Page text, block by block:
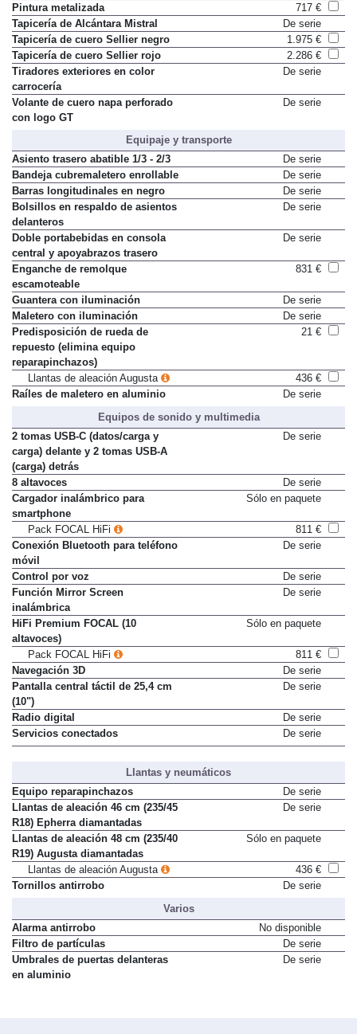
Pintura metalizada
717 €
Tapicería de Alcántara Mistral
De serie
Tapicería de cuero Sellier negro
1.975 €
Tapicería de cuero Sellier rojo
2.286 €
Tiradores exteriores en color
carrocería
De serie
Volante de cuero napa perforado
con logo GT
De serie
Equipaje y transporte
Asiento trasero abatible 1/3 - 2/3
De serie
Bandeja cubremaletero enrollable
De serie
Barras longitudinales en negro
De serie
Bolsillos en respaldo de asientos
delanteros
De serie
Doble portabebidas en consola
central y apoyabrazos trasero
De serie
Enganche de remolque
escamoteable
831 €
Guantera con iluminación
De serie
Maletero con iluminación
De serie
Predisposición de rueda de
repuesto (elimina equipo
reparapinchazos)
21 €
Llantas de aleación Augusta
436 €
Raíles de maletero en aluminio
De serie
Equipos de sonido y multimedia
2 tomas USB-C (datos/carga y
carga) delante y 2 tomas USB-A
(carga) detrás
De serie
8 altavoces
De serie
Cargador inalámbrico para
smartphone
Sólo en paquete
Pack FOCAL HiFi
811 €
Conexión Bluetooth para teléfono
móvil
De serie
Control por voz
De serie
Función Mirror Screen
inalámbrica
De serie
HiFi Premium FOCAL (10
altavoces)
Sólo en paquete
Pack FOCAL HiFi
811 €
Navegación 3D
De serie
Pantalla central táctil de 25,4 cm
(10")
De serie
Radio digital
De serie
Servicios conectados
De serie
Llantas y neumáticos
Equipo reparapinchazos
De serie
Llantas de aleación 46 cm (235/45
R18) Epherra diamantadas
De serie
Llantas de aleación 48 cm (235/40
R19) Augusta diamantadas
Sólo en paquete
Llantas de aleación Augusta
436 €
Tornillos antirrobo
De serie
Varios
Alarma antirrobo
No disponible
Filtro de partículas
De serie
Umbrales de puertas delanteras
en aluminio
De serie